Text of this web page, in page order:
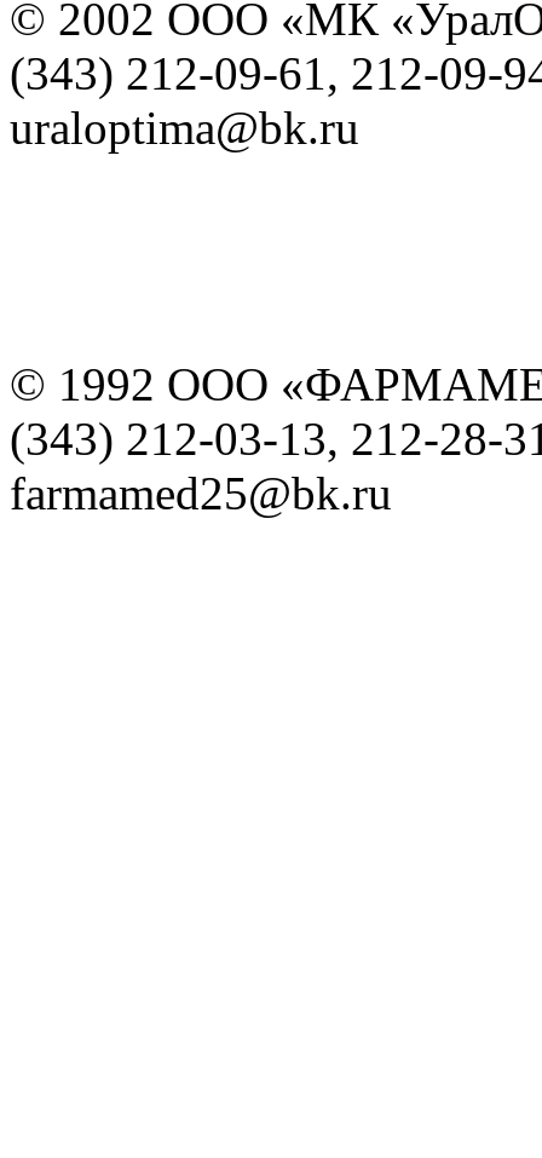
© 2002 ООО «МК
(343) 212-09-61, 212-09-
uraloptima@bk.ru
© 1992 ООО
(343) 212-03-13, 212-28-
farmamed25@bk.ru